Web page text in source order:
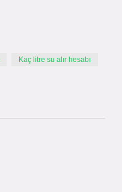
Kaç litre su alır hesabı